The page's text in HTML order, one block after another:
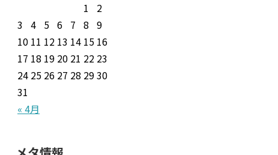
« 4月
1
2
3 4 5 6 7 8 9
10 11 12 13 14 15 16
17 18 19 20 21 22 23
24 25 26 27 28 2930
31